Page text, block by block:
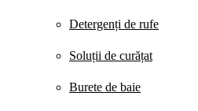
Detergenți de rufe
Soluții de curățat
Burete de baie